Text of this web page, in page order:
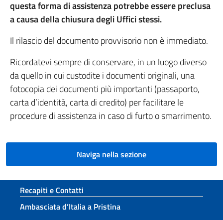
questa forma di assistenza potrebbe essere preclusa
a causa della chiusura degli Uffici stessi.
Il rilascio del documento provvisorio non è immediato.
Ricordatevi sempre di conservare, in un luogo diverso
da quello in cui custodite i documenti originali, una
fotocopia dei documenti più importanti (passaporto,
carta d’identità, carta di credito) per facilitare le
procedure di assistenza in caso di furto o smarrimento.
Naviga nella sezione
Sezione footer
Recapiti e Contatti
Ambasciata d’Italia a Pristina